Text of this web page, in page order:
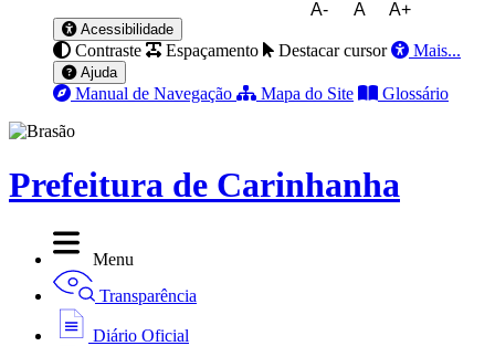
A- A A+
Acessibilidade
Contraste Espaçamento Destacar cursor Mais...
Ajuda
Manual de Navegação Mapa do Site Glossário
Prefeitura de Carinhanha
Menu
Transparência
Diário Oficial